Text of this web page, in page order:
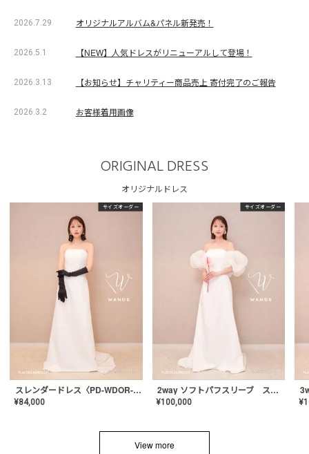
2026.7.29 オリジナルアルバム&パネル新発売！
2026.5.1 【NEW】人気ドレスがリニューアルして登場！
2026.3.13 【お知らせ】チャリティー商品売上 寄付完了のご報告
2026.3.2 お客様着用画像
ORIGINAL DRESS
オリジナルドレス
サイズオーダー
スレンダードレス〈PD-WDOR-2110〉
¥84,000
サイズオーダー
2way ソフトパフスリーブ スレンダードレス〈PD-WDOR-2112〉
¥100,000 ¥
View more